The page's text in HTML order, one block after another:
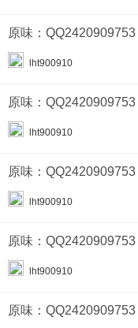
lht900910
lht900910
lht900910
lht900910